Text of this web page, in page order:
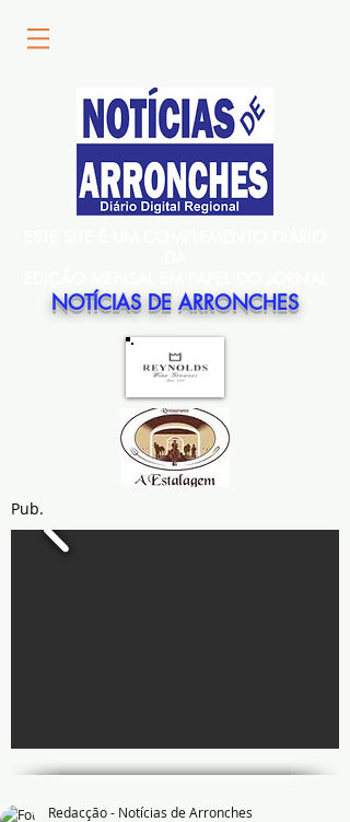
NOTÍCIAS DE ARRONCHES
Pub.
Redacção - Notícias de Arronches